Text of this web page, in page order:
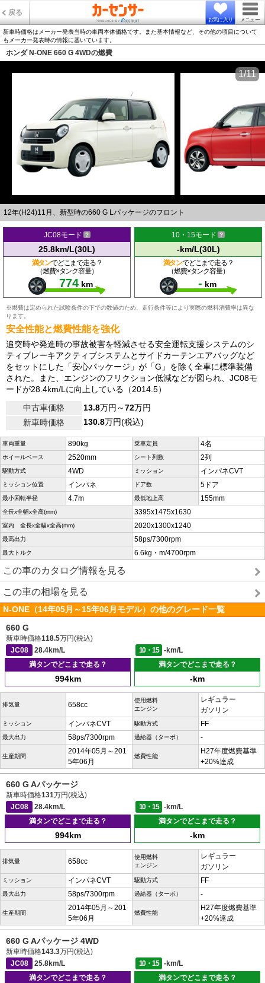
戻る
お気に入り メニュー
新車時価格はメーカー発表当時の車両本体価格です。また基本情報など、その他の項目について
もメーカー発表時の情報に基いています。
ホンダ N-ONE 660 G 4WDの燃費
12年(H24)11月、新型時の660 G Lパッケージのフロント
1/11
JC08モード
25.8km/L(30L)
満タンでどこまで走る？
（燃費×タンク容量）
774 km
10・15モード
-km/L(30L)
満タンでどこまで走る？
（燃費×タンク容量）
- km
※燃費は定められた試験条件の下での数値のため、走行条件等により実際の燃料消費率は異な
ります。
安全性能と燃費性能を強化
追突時や発進時の事故被害を軽減させる安全運転支援システムのシ
ティブレーキアクティブシステムとサイドカーテンエアバッグなど
をセットにした「安心パッケージ」が「G」を除く全車に標準装備
された。また、エンジンのフリクション低減などが図られ、JC08モ
ードが28.4km/Lに向上している（2014.5）
中古車価格
13.8万円～72万円
新車時価格
130.8万円(税込)
車両重量 890kg 乗車定員 4名
ホイールベース 2520mm シート列数 2列
駆動方式 4WD ミッション インパネCVT
ミッション位置 インパネ ドア数 5ドア
最小回転半径 4.7m 最低地上高 155mm
全長x全幅x全高(mm) 3395x1475x1630
室内 全長x全幅x全高(mm) 2020x1300x1240
最高出力 58ps/7300rpm
最大トルク 6.6kg・m/4700rpm
この車のカタログ情報を見る
この車の相場を見る
N-ONE（14年05月～15年06月モデル）の他のグレード一覧
660 G
新車時価格118.5万円(税込)
JC08
28.4km/L 10・15
-km/L
満タンでどこまで走る？
994km
満タンでどこまで走る？
-km
排気量 658cc
使用燃料
エンジン
レギュラー
ガソリン
ミッション インパネCVT 駆動方式 FF
最大出力 58ps/7300rpm 過給器（ターボ） -
生産期間
2014年05月～201
5年06月
燃費性能
H27年度燃費基準
+20%達成
660 G Aパッケージ
新車時価格131万円(税込)
JC08
28.4km/L 10・15
-km/L
満タンでどこまで走る？
994km
満タンでどこまで走る？
-km
排気量 658cc
使用燃料
エンジン
レギュラー
ガソリン
ミッション インパネCVT 駆動方式 FF
最大出力 58ps/7300rpm 過給器（ターボ） -
生産期間
2014年05月～201
5年06月
燃費性能
H27年度燃費基準
+20%達成
660 G Aパッケージ 4WD
新車時価格143.3万円(税込)
JC08
25.8km/L 10・15
-km/L
満タンでどこまで走る？
満タンでどこまで走る？